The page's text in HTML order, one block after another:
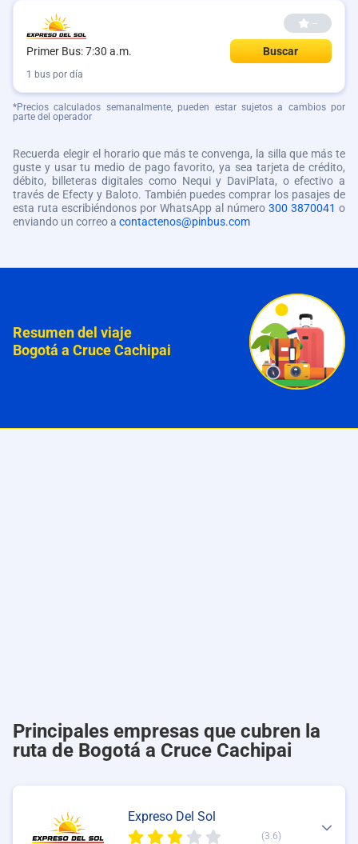
Primer Bus: 7:30 a.m.
--
Buscar
1 bus por día
*Precios calculados semanalmente, pueden estar sujetos a cambios por
parte del operador
Recuerda elegir el horario que más te convenga, la silla que más te
guste y usar tu medio de pago favorito, ya sea tarjeta de crédito,
débito, billeteras digitales como Nequi y DaviPlata, o efectivo a
través de Efecty y Baloto. También puedes comprar los pasajes de
esta ruta escribiéndonos por WhatsApp al número 300 3870041 o
enviando un correo a contactenos@pinbus.com
Resumen del viaje
Bogotá a Cruce Cachipai
Principales empresas que cubren la
ruta de Bogotá a Cruce Cachipai
Expreso Del Sol
(3.6)